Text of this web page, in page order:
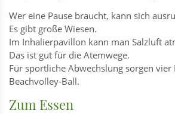
Wer eine Pause braucht, kann sich
Es gibt große Wiesen.
Im Inhalierpavillon kann man Salzluft
Das ist gut für die Atemwege.
Für sportliche Abwechslung sorgen vier
Beachvolley-Ball.
Zum Essen